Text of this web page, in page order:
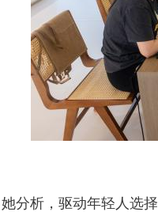
她分析，驱动年轻人选